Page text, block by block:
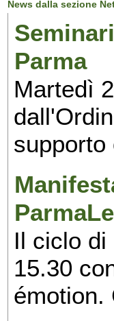
News dalla sezione
Parma
Martedì
supporto
Il ciclo di
15.30
émotion.